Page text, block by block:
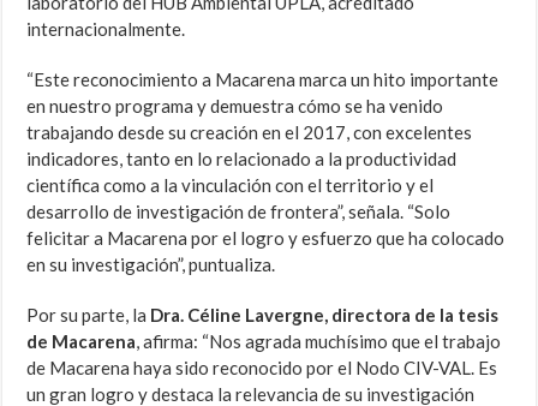
internacionalmente.
“Este reconocimiento a Macarena marca un hito importante
en nuestro programa y demuestra cómo se ha venido
trabajando desde su creación en el 2017, con excelentes
indicadores, tanto en lo relacionado a la productividad
científica como a la vinculación con el territorio y el
desarrollo de investigación de frontera”, señala. “Solo
felicitar a Macarena por el logro y esfuerzo que ha colocado
en su investigación”, puntualiza.
Por su parte, la Dra. Céline Lavergne, directora de la tesis
de Macarena, afirma: “Nos agrada muchísimo que el trabajo
de Macarena haya sido reconocido por el Nodo CIV-VAL. Es
un gran logro y destaca la relevancia de su investigación